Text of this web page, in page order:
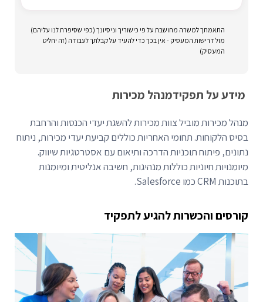
התאמתך למשרה מחושבת על פי כישוריך וניסיונך (כפי שסיפרת לנו עליהם)
מול דרישות המעסיק - אין בכך כדי להעיד על קבלתך לעבודה (זה יחליט
המעסיק)
מידע על תפקידמנהל מכירות
מנהל מכירות מוביל צוות מכירות להשגת יעדי הכנסות והרחבת
בסיס הלקוחות. תחומי האחריות כוללים קביעת יעדי מכירות, ניתוח
נתונים, פיתוח תוכניות הדרכה ותיאום עם אסטרטגיות שיווק.
מיומנויות חיוניות כוללות מנהיגות, חשיבה אנליטית ומיומנות
בתוכנות CRM כמו Salesforce.
קורסים והכשרות להגיע לתפקיד